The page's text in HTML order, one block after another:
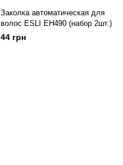
Заколка автоматическая для
волос ESLI EH490 (набор 2шт.)
44 грн